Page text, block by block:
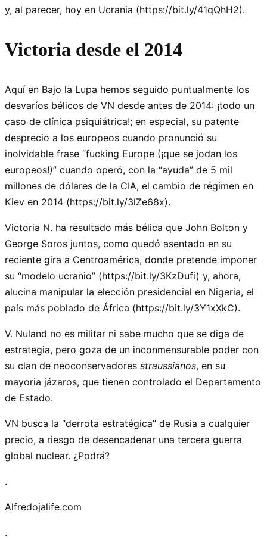
y, al parecer, hoy en Ucrania (https://bit.ly/41qQhH2).
Victoria desde el 2014
Aquí en Bajo la Lupa hemos seguido puntualmente los
desvaríos bélicos de VN desde antes de 2014: ¡todo un
caso de clínica psiquiátrica!; en especial, su patente
desprecio a los europeos cuando pronunció su
inolvidable frase fucking Europe (¡que se jodan los
europeos!)
cuando operó, con la ayuda de 5 mil
millones de dólares de la CIA, el cambio de régimen en
Kiev en 2014 (https://bit.ly/3lZe68x).
Victoria N. ha resultado más bélica que John Bolton y
George Soros juntos, como quedó asentado en su
reciente gira a Centroamérica, donde pretende imponer
su
modelo ucranio
(https://bit.ly/3KzDufi) y, ahora,
alucina manipular la elección presidencial en Nigeria, el
país más poblado de África (https://bit.ly/3Y1xXkC).
V. Nuland no es militar ni sabe mucho que se diga de
estrategia, pero goza de un inconmensurable poder con
su clan de neoconservadores straussianos, en su
mayoria jázaros, que tienen controlado el Departamento
de Estado.
VN busca la derrota estratégica de Rusia a cualquier
precio, a riesgo de desencadenar una tercera guerra
global nuclear. ¿Podrá?
.
Alfredojalife.com
.